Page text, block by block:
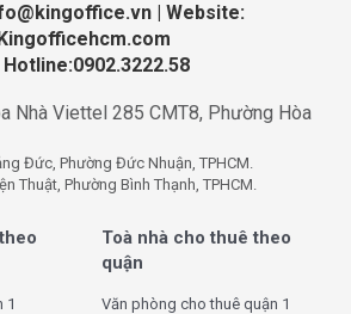
| Website:
Hotline:0902.3222.58
Nhà Viettel 285 CMT8, Phường Hòa
Đức, Phường Đức Nhuận, TPHCM.
Thuật, Phường Bình Thạnh, TPHCM.
1
Toà nhà cho thuê theo
quận
Văn phòng cho thuê quận 1